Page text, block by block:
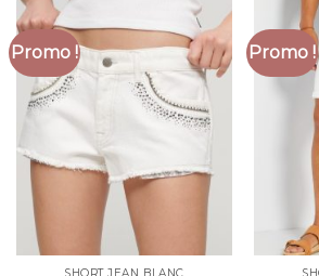
Promo !
SHORT JEAN BLANC
Promo !